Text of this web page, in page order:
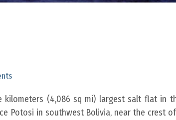
kilometers (4,086 sq mi) largest salt flat in
Potosi in southwest Bolivia, near the crest